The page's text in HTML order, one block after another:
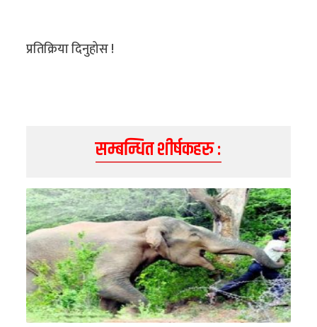
प्रतिक्रिया दिनुहोस !
सम्बन्धित शीर्षकहरु :